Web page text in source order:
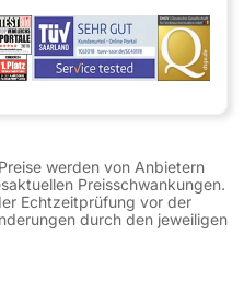
werden von Anbietern
Preisschwankungen.
Echtzeitprüfung vor der
durch den jeweiligen